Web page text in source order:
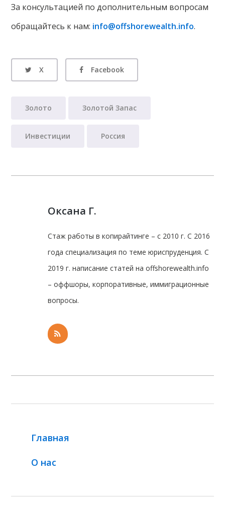
За консультацией по дополнительным вопросам
обращайтесь к нам: info@offshorewealth.info.
X Facebook
Золото Золотой Запас
Инвестиции Россия
Оксана Г.
Стаж работы в копирайтинге – с 2010 г. С 2016
года специализация по теме юриспруденция. С
2019 г. написание статей на offshorewealth.info
– оффшоры, корпоративные, иммиграционные
вопросы.
Главная
О нас